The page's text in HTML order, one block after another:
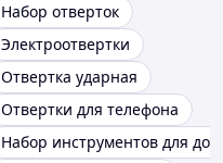
Набор отверток
Электроотвертки
Отвертка ударная
Отвертки для телефона
Набор инструментов для